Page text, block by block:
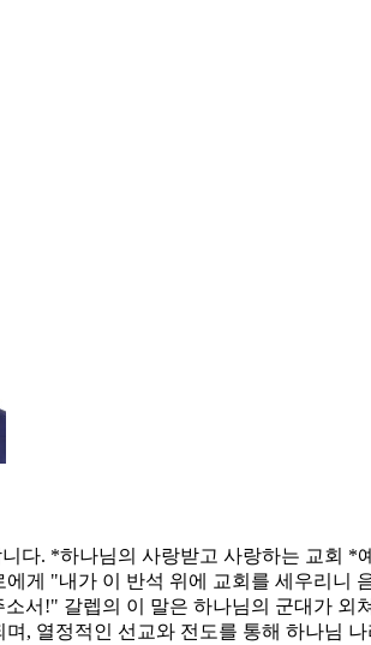
다. *하나님의 사랑받고 사랑하는 교회
게 "내가 이 반석 위에 교회를 세우리니
서!" 갈렙의 이 말은 하나님의 군대가
, 열정적인 선교와 전도를 통해 하나님